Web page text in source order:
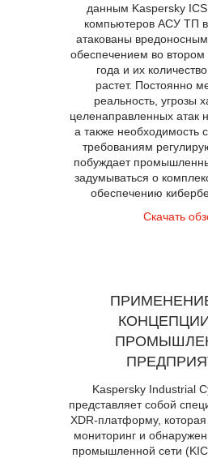
данным Kaspersky
компьютеров АСУ ТП
атакованы
обеспечением во втором
года и их
растет. Постоянно
реальность, угрозы
целенаправленных атак
а также необходимость
требованиям
побуждает
задумываться о
обеспечению
Скачать
Kaspersky Industrial
представляет собой
XDR-платформу,
мониторинг и
промышленной сети